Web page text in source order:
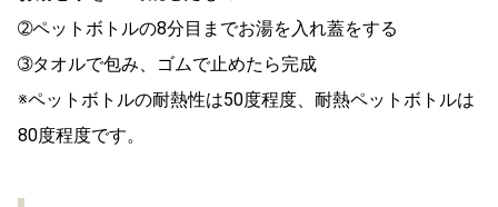
➁ペットボトルの8分目ま でお湯を入れ蓋をする
➂タオルで包み、ゴムで止めたら完成
※ペットボトルの耐熱性は50度程度、耐熱ペットボトルは
80度程度です。